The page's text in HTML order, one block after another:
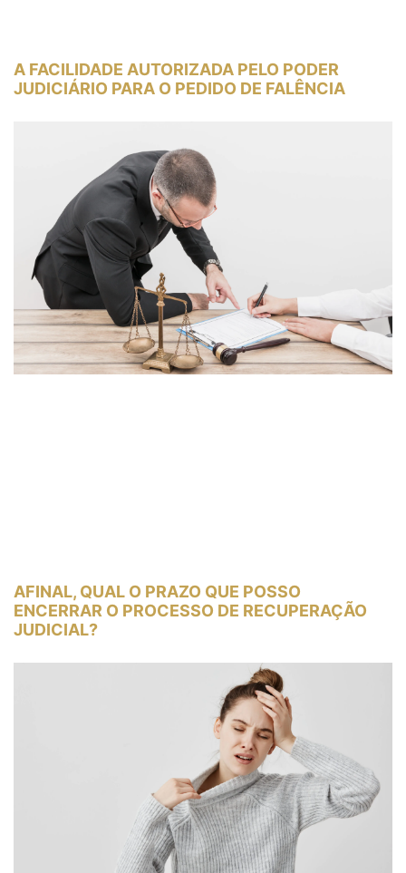
A FACILIDADE AUTORIZADA PELO PODER
JUDICIÁRIO PARA O PEDIDO DE FALÊNCIA
AFINAL, QUAL O PRAZO QUE POSSO
ENCERRAR O PROCESSO DE RECUPERAÇÃO
JUDICIAL?